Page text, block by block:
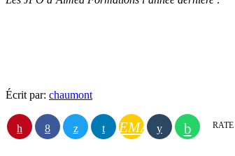
Écrit par: chaumont
EMAIL